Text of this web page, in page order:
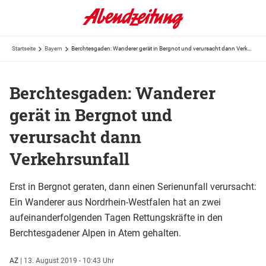
Startseite Bayern
Berchtesgaden: Wanderer
gerät in Bergnot und
verursacht dann
Verkehrsunfall
Erst in Bergnot geraten, dann einen Serienunfall verursacht:
Ein Wanderer aus Nordrhein-Westfalen hat an zwei
aufeinanderfolgenden Tagen Rettungskräfte in den
Berchtesgadener Alpen in Atem gehalten.
AZ | 13. August 2019 - 10:43 Uhr